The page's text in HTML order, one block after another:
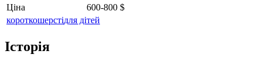
Ціна
600-800 $
короткошерстідля дітей
Історія